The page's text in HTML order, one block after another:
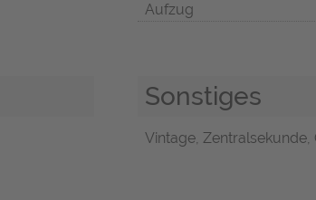
Aufzug
Sonstiges
Vintage,